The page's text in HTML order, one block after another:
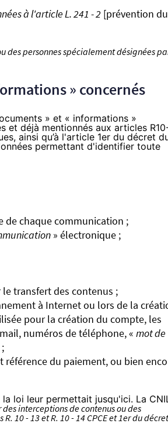
à l'article L. 241 - 2 [prévention du
des personnes spécialement désignées
» concernés
» et « informations »
et déjà mentionnés aux articles
ainsi qu’à l'article 1er du décret
permettant d'identifier toute
de chaque communication ;
» électronique ;
transfert des contenus ;
à Internet ou lors de la
pour la création du compte, les
numéros de téléphone, « mot de
;
du paiement, ou bien
loi leur permettait jusqu'ici. La
interceptions de contenus ou des
10 - 13 et R. 10 - 14 CPCE et 1er du décret